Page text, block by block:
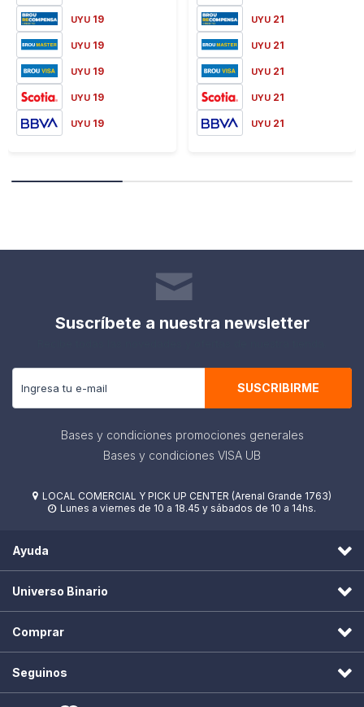
UYU 19
UYU 19
UYU 19
UYU 19
UYU 19
UYU 21
UYU 21
UYU 21
UYU 21
UYU 21
Suscríbete a nuestra newsletter
SUSCRIBIRME
Bases y condiciones promociones generales
Bases y condiciones VISA UB
 LOCAL COMERCIAL Y PICK UP CENTER (Arenal Grande 1763)
 Lunes a viernes de 10 a 18.45 y sábados de 10 a 14hs.
Ayuda
Universo Binario
Comprar
Seguinos